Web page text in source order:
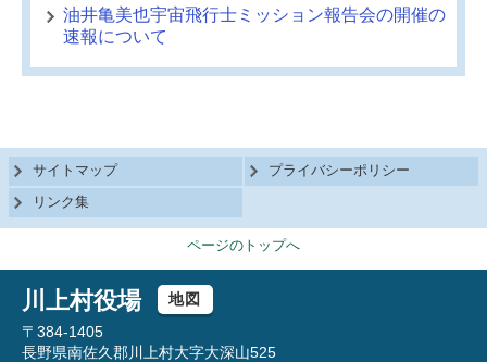
油井亀美也宇宙飛行士ミッション報告会の開催の
速報について
サイトマップ
プライバシーポリシー
リンク集
ページのトップへ
川上村役場
地図
〒384-1405
長野県南佐久郡川上村大字大深山525